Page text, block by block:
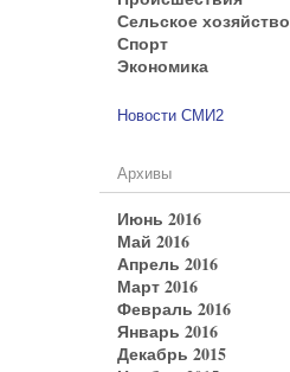
Сельское хозяйство
Спорт
Экономика
Новости СМИ2
Архивы
Июнь 2016
Май 2016
Апрель 2016
Март 2016
Февраль 2016
Январь 2016
Декабрь 2015